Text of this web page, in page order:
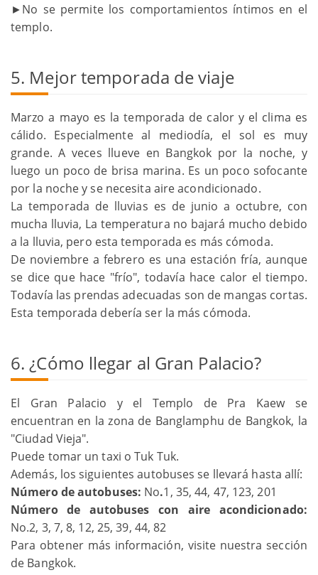
►No se permite los comportamientos íntimos en el
templo.
5. Mejor temporada de viaje
Marzo a mayo es la temporada de calor y el clima es
cálido. Especialmente al mediodía, el sol es muy
grande. A veces llueve en Bangkok por la noche, y
luego un poco de brisa marina. Es un poco sofocante
por la noche y se necesita aire acondicionado.
La temporada de lluvias es de junio a octubre, con
mucha lluvia, La temperatura no bajará mucho debido
a la lluvia, pero esta temporada es más cómoda.
De noviembre a febrero es una estación fría, aunque
se dice que hace "frío", todavía hace calor el tiempo.
Todavía las prendas adecuadas son de mangas cortas.
Esta temporada debería ser la más cómoda.
6. ¿Cómo llegar al Gran Palacio?
El Gran Palacio y el Templo de Pra Kaew se
encuentran en la zona de Banglamphu de Bangkok, la
"Ciudad Vieja".
Puede tomar un taxi o Tuk Tuk.
Además, los siguientes autobuses se llevará hasta allí:
Número de autobuses: No.1, 35, 44, 47, 123, 201
Número de autobuses con aire acondicionado:
No.2, 3, 7, 8, 12, 25, 39, 44, 82
Para obtener más información, visite nuestra sección
de Bangkok.